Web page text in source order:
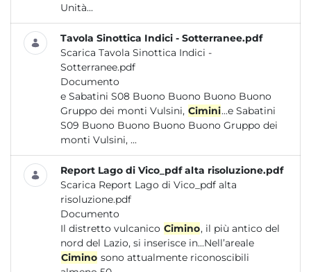
Unità...
Tavola Sinottica Indici - Sotterranee.pdf
Scarica Tavola Sinottica Indici -
Sotterranee.pdf
Documento
e Sabatini S08 Buono Buono Buono Buono
Gruppo dei monti Vulsini, Cimini...e Sabatini
S09 Buono Buono Buono Buono Gruppo dei
monti Vulsini, ...
Report Lago di Vico_pdf alta risoluzione.pdf
Scarica Report Lago di Vico_pdf alta
risoluzione.pdf
Documento
Il distretto vulcanico Cimino, il più antico del
nord del Lazio, si inserisce in...Nell’areale
Cimino sono attualmente riconoscibili